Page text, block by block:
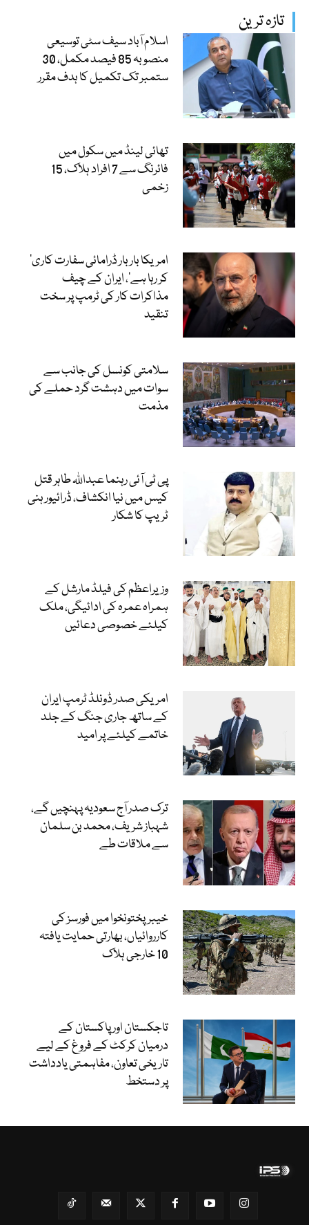
تازہ ترین
اسلام آباد سیف سٹی توسیعی
منصوبہ 85 فیصد مکمل، 30
ستمبر تک تکمیل کا ہدف مقرر
تھائی لینڈ میں سکول میں
فائرنگ سے 7 افراد ہلاک، 15
زخمی
’امریکا بار بار ڈرامائی سفارت کاری
کر رہا ہے‘، ایران کے چیف
مذاکرات کار کی ٹرمپ پر سخت
تنقید
سلامتی کونسل کی جانب سے
سوات میں دہشت گرد حملے کی
مذمت
پی ٹی آئی رہنما عبداللہ طاہر قتل
کیس میں نیا انکشاف، ڈرائیور ہنی
ٹریپ کا شکار
وزیراعظم کی فیلڈ مارشل کے
ہمراہ عمرہ کی ادائیگی، ملک
کیلئے خصوصی دعائیں
امریکی صدر ڈونلڈ ٹرمپ ایران
کے ساتھ جاری جنگ کے جلد
خاتمے کیلئے پر امید
ترک صدر آج سعودیہ پہنچیں گے،
شہباز شریف، محمد بن سلمان
سے ملاقات طے
خیبرپختونخوا میں فورسز کی
کارروائیاں، بھارتی حمایت یافتہ
10 خارجی ہلاک
تاجکستان اور پاکستان کے
درمیان کرکٹ کے فروغ کے لیے
تاریخی تعاون، مفاہمتی یادداشت
پر دستخط